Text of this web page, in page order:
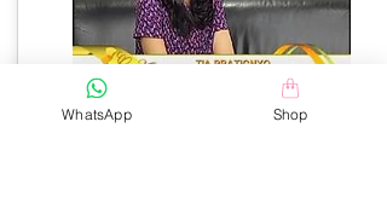
WhatsApp Shop